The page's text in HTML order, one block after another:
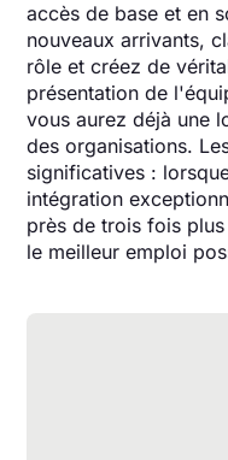
accès de base et en
nouveaux arrivants,
rôle et créez de
présentation de
vous aurez déjà une
des organisations.
significatives :
intégration
près de trois fois
le meilleur emploi